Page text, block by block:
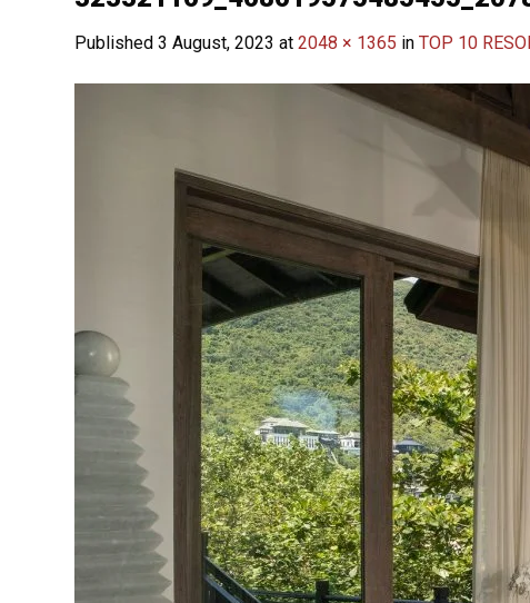
Published 3 August, 2023 at 2048 × 1365 in TOP 10